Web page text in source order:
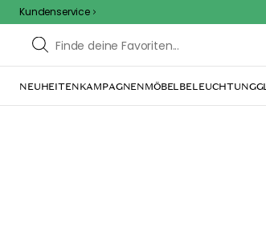
Kundenservice
NEUHEITENKAMPAGNENMÖBELBELEUCHTUNG